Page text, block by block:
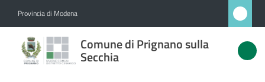
Provincia di Modena
Comune di Prignano sulla
Secchia
Comune
di